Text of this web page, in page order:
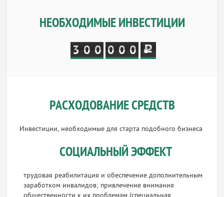
НЕОБХОДИМЫЕ ИНВЕСТИЦИИ
3 0 0 0 0 0
РАСХОДОВАНИЕ СРЕДСТВ
Инвестиции, необходимые для старта подобного бизнеса
СОЦИАЛЬНЫЙ ЭФФЕКТ
трудовая реабилитация и обеспечение дополнительным
заработком инвалидов; привлечение внимания